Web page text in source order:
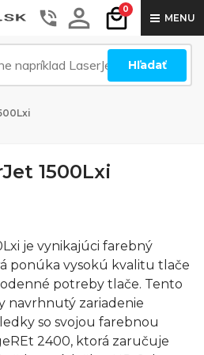
0
MENU
Hľadať
1500Lxi
je vynikajúci farebný
ponúka vysokú kvalitu tlače
potreby tlače. Tento
navrhnutý zariadenie
so svojou farebnou
2400, ktorá zaručuje